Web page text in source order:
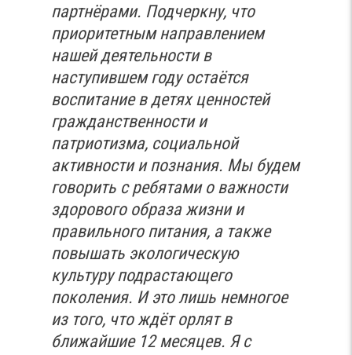
партнёрами. Подчеркну, что
приоритетным направлением
нашей деятельности в
наступившем году остаётся
воспитание в детях ценностей
гражданственности и
патриотизма, социальной
активности и познания. Мы будем
говорить с ребятами о важности
здорового образа жизни и
правильного питания, а также
повышать экологическую
культуру подрастающего
поколения. И это лишь немногое
из того, что ждёт орлят в
ближайшие 12 месяцев. Я с